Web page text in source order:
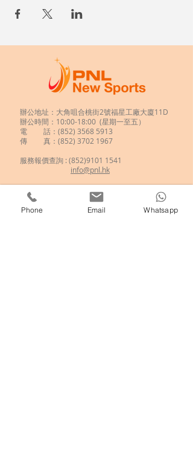
辦公地址：大角咀合桃街2號福星工廠大廈11D
辦公時間：10:00-18:00 (星期一至五）
電 話：(852) 3568 5913
傳 真：(852) 3702 1967
服務報價查詢 :(852)9101 1541
info@pnl.hk
loklibuy02@gmail.com
Phone Email Whatsapp